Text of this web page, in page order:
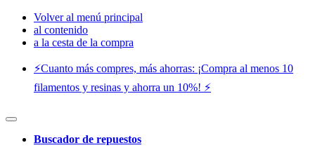
Volver al menú principal
al contenido
a la cesta de la compra
⚡️Cuanto más compres, más ahorras: ¡Compra al menos 10
filamentos y resinas y ahorra un 10%! ⚡️
Buscador de repuestos